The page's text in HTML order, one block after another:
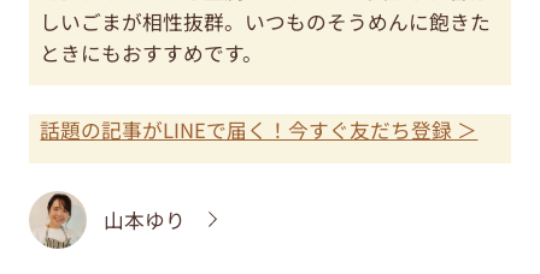
しいごまが相性抜群。いつものそうめんに飽きた
ときにもおすすめです。
話題の記事がLINEで届く！今すぐ友だち登録 ＞
山本ゆり